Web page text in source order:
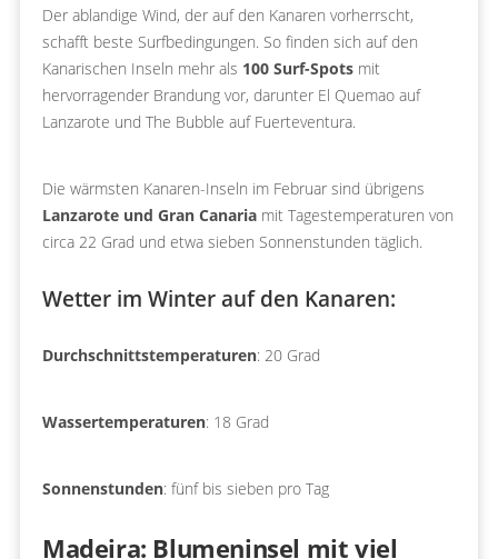
Der ablandige Wind, der auf den Kanaren vorherrscht,
schafft beste Surfbedingungen. So finden sich auf den
Kanarischen Inseln mehr als 100 Surf-Spotsmit
hervorragender Brandung vor, darunter El Quemao auf
Lanzarote und The Bubble auf Fuerteventura.
Die wärmsten Kanaren-Inseln im Februar sind übrigens
Lanzarote und Gran Canariamit Tagestemperaturen von
circa 22 Grad und etwa sieben Sonnenstunden täglich.
Wetter im Winter auf den Kanaren:
Durchschnittstemperaturen: 20 Grad
Wassertemperaturen: 18 Grad
Sonnenstunden: fünf bis sieben pro Tag
Madeira: Blumeninsel mit viel